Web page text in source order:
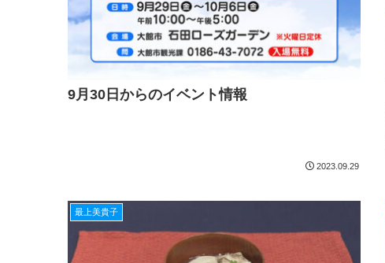
9月30日からのイベント情報
2023.09.29
最上美貴子